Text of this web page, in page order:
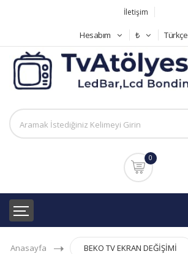
İletişim
Hesabım ₺ Türkçe
0
Anasayfa BEKO TV EKRAN DEĞİŞİMİ